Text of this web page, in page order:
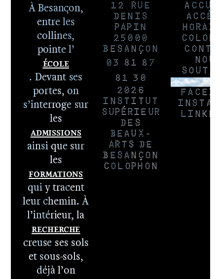
À Besançon,
entre les
collines,
pointe l’
École
. Devant ses
portes, on
s’interroge sur
les
Admissions
ainsi que sur
les
Formations
1er cycle -
Le DNA
2e cycle -
qui y tracent
leur chemin. À
l’intérieur, la
Recherche
creuse ses sols
et sous-sols,
déjà l’on
12 RUE
DENIS
PAPIN
25000
BESANÇON
03 81 87
81 30
2026
INSTITUT
SUPÉRIEUR
DES
BEAUX-
ARTS DE
BESANÇON
COLOPHON